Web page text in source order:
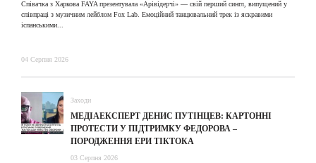
Співачка з Харкова FAYA презентувала «Арівідерчі» — свій перший сингл, випущений у
співпраці з музичним лейблом Fox Lab. Емоційний танцювальний трек із яскравими
іспанськими...
04 Серпня 2026
Заходи
МЕДІАЕКСПЕРТ ДЕНИС ПУТІНЦЕВ: КАРТОННІ
ПРОТЕСТИ У ПІДТРИМКУ ФЕДОРОВА –
ПОРОДЖЕННЯ ЕРИ ТІКТОКА
03 Серпня 2026